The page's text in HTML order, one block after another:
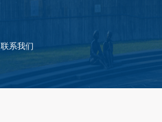
联系我们